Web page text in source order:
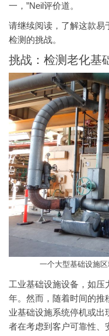
一，”Neil评价道。
请继续阅读，了解这款易
检测的挑战。
挑战：检测老化基
一个大型基础设施
工业基础设施设备，如
年。然而，随着时间的推
业基础设施系统停机或
者在考虑到客户可靠性、